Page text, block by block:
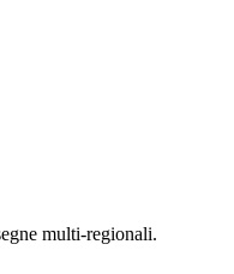
multi-regionali.